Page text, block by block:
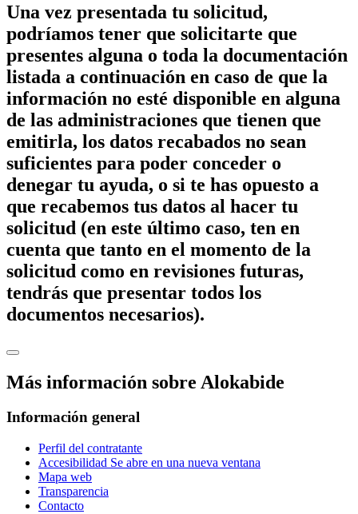
Una vez presentada tu solicitud,
podríamos tener que solicitarte que
presentes alguna o toda la documentación
listada a continuación en caso de que la
información no esté disponible en alguna
de las administraciones que tienen que
emitirla, los datos recabados no sean
suficientes para poder conceder o
denegar tu ayuda, o si te has opuesto a
que recabemos tus datos al hacer tu
solicitud (en este último caso, ten en
cuenta que tanto en el momento de la
solicitud como en revisiones futuras,
tendrás que presentar todos los
documentos necesarios).
Más información sobre Alokabide
Información general
Perfil del contratante
Accesibilidad Se abre en una nueva ventana
Mapa web
Transparencia
Contacto